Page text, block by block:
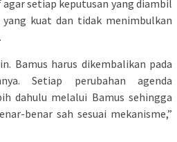
setiap keputusan yang diambil
kuat dan tidak menimbulkan
Bamus harus dikembalikan pada
Setiap perubahan agenda
dahulu melalui Bamus sehingga
benar sah sesuai mekanisme,”